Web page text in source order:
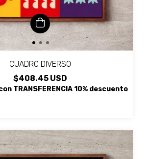
CUADRO DIVERSO
$408.45 USD
TRANSFERENCIA 10% descuento